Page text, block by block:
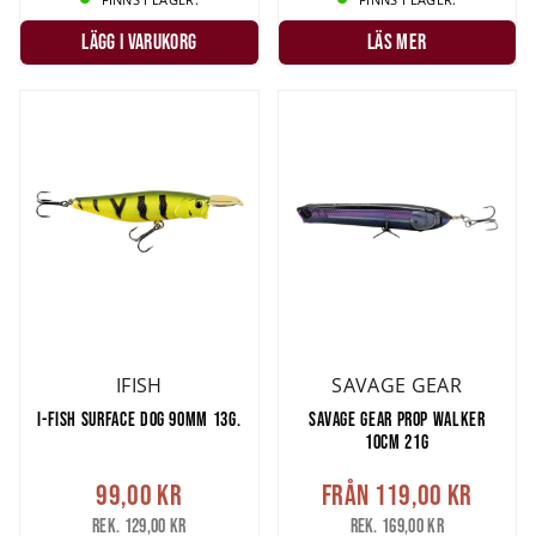
LÄGG I VARUKORG LÄS MER
IFISH
I-FISH SURFACE DOG 90MM 13G.
99,00 kr
Rek. 129,00 kr
SAVAGE GEAR
SAVAGE GEAR PROP WALKER
10CM 21G
Från 119,00 kr
Rek. 169,00 kr